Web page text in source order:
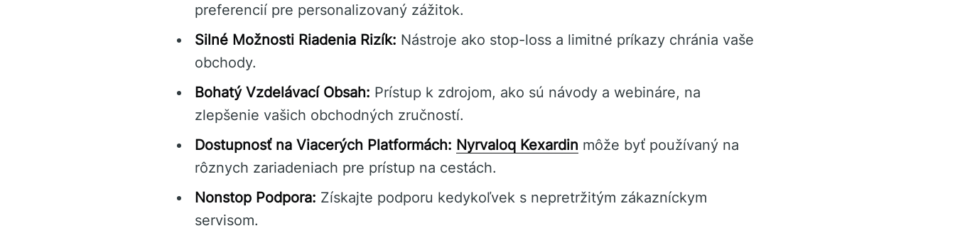
preferencií pre personalizovaný zážitok.
Silné Možnosti Riadenia Rizík: Nástroje ako stop-loss a limitné príkazy chránia vaše
obchody.
Bohatý Vzdelávací Obsah: Prístup k zdrojom, ako sú návody a webináre, na
zlepšenie vašich obchodných zručností.
Dostupnosť na Viacerých Platformách: Nyrvaloq Kexardin môže byť používaný na
rôznych zariadeniach pre prístup na cestách.
Nonstop Podpora: Získajte podporu kedykoľvek s nepretržitým zákazníckym
servisom.